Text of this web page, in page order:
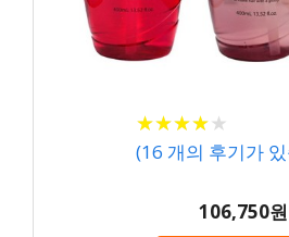
★★★★★
★★★★★
(16 개의 후기가
106,750원